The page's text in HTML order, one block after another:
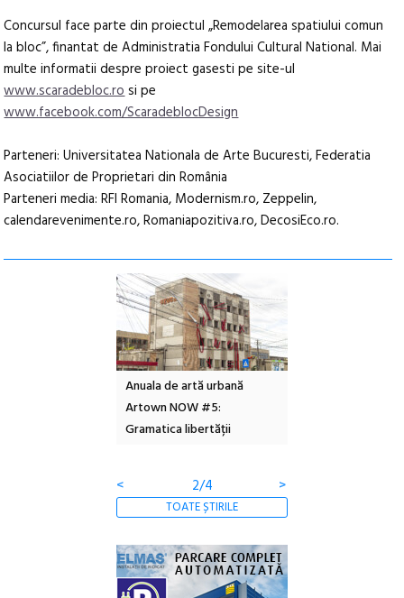
Concursul face parte din proiectul „Remodelarea spatiului comun
la bloc”, finantat de Administratia Fondului Cultural National. Mai
multe informatii despre proiect gasesti pe site-ul
www.scaradebloc.rosi pe
www.facebook.com/ScaradeblocDesign
Parteneri: Universitatea Nationala de Arte Bucuresti, Federatia
Asociatiilor de Proprietari din România
Parteneri media: RFI Romania, Modernism.ro, Zeppelin,
calendarevenimente.ro, Romaniapozitiva.ro, DecosiEco.ro.
Anuala de artă urbană
Artown NOW #5:
Gramatica libertății
< 2/4 >
TOATE ȘTIRILE